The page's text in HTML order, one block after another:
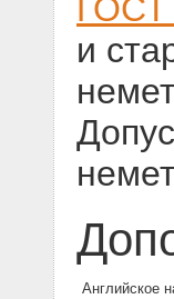
ГОСТ
и
Английское